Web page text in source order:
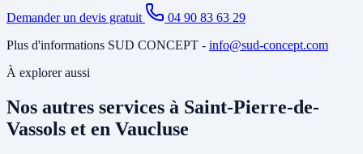
Demander un devis gratuit
04 90 83 63 29
Plus d'informations SUD CONCEPT - info@sud-concept.com
À explorer aussi
Nos autres services à Saint-Pierre-de-
Vassols et en Vaucluse